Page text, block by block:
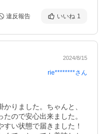
違反報告 いいね 1
2024/8/15
rie********さん
りました。ちゃんと、
ので安心出来ました。
い状態で届きました！